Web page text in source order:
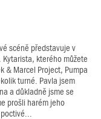
scéně představuje v
kterého můžete
& Marcel Project, Pumpa
turné. Pavla jsem
a důkladně jsme se
prošli harém jeho